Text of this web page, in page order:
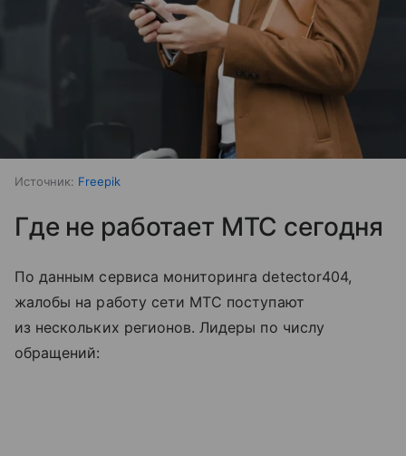
Источник: Freepik
Где не работает МТС сегодня
По данным сервиса мониторинга detector404,
жалобы на работу сети МТС поступают
из нескольких регионов. Лидеры по числу
обращений: